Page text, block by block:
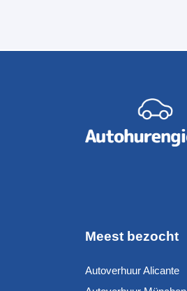
Meest bezocht
Autoverhuur Alicante